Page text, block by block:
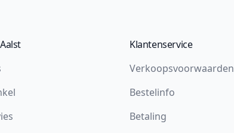
Klantenservice
Verkoopsvoorwaarden
Bestelinfo
Betaling